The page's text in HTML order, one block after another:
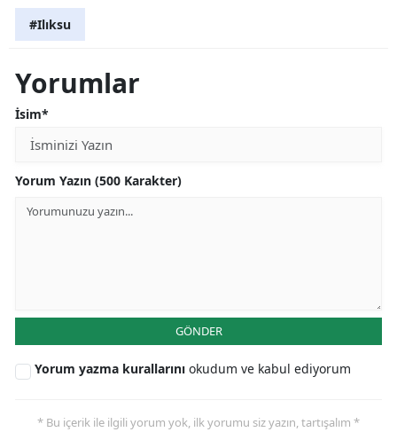
#Ilıksu
Yorumlar
İsim*
Yorum Yazın (500 Karakter)
GÖNDER
Yorum yazma kurallarını okudum ve kabul ediyorum
* Bu içerik ile ilgili yorum yok, ilk yorumu siz yazın, tartışalım *